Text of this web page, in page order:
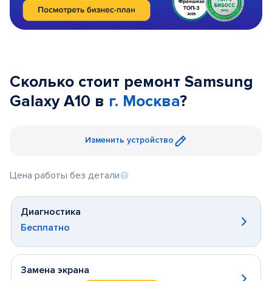
Сколько стоит ремонт Samsung
Galaxy A10 в г. Москва?
Изменить устройство
Цена работы без детали
Диагностика
Бесплатно
Замена экрана